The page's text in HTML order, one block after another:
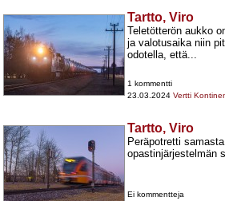
Tartto, Viro
Teletötterön aukko
ja valotusaika niin
odotella, että...
1 kommentti
23.03.2024 Vertti
Tartto, Viro
Peräpotretti
opastinjärjestelmän
Ei kommentteja